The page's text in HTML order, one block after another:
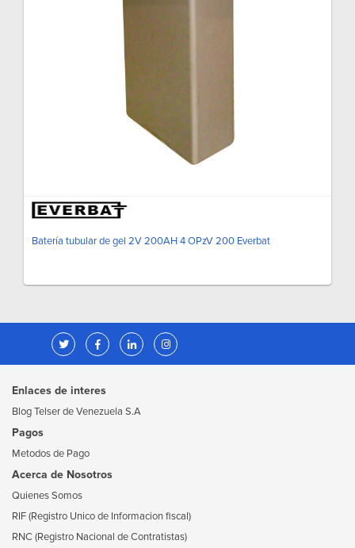
Batería tubular de gel 2V 200AH 4 OPzV 200 Everbat
Enlaces de interes
Blog Telser de Venezuela S.A
Pagos
Metodos de Pago
Acerca de Nosotros
Quienes Somos
RIF (Registro Unico de Informacion fiscal)
RNC (Registro Nacional de Contratistas)